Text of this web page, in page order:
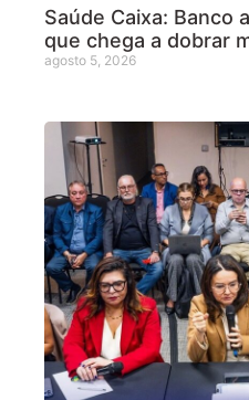
Saúde Caixa: Banco
que chega a dobrar
agosto 5, 2026